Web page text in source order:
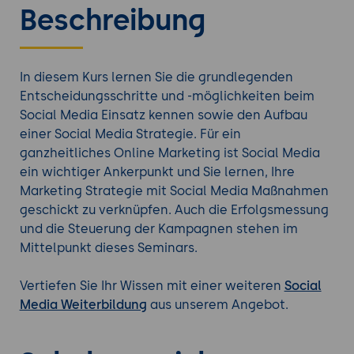
Beschreibung
In diesem Kurs lernen Sie die grundlegenden
Entscheidungsschritte und -möglichkeiten beim
Social Media Einsatz kennen sowie den Aufbau
einer Social Media Strategie. Für ein
ganzheitliches Online Marketing ist Social Media
ein wichtiger Ankerpunkt und Sie lernen, Ihre
Marketing Strategie mit Social Media Maßnahmen
geschickt zu verknüpfen. Auch die Erfolgsmessung
und die Steuerung der Kampagnen stehen im
Mittelpunkt dieses Seminars.
Vertiefen Sie Ihr Wissen mit einer weiteren Social
Media Weiterbildung aus unserem Angebot.